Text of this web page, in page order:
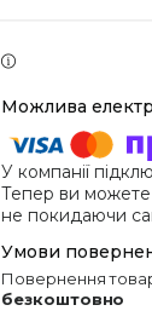
У компанії
Тепер ви
не покидаючи
повернення
безкоштовно